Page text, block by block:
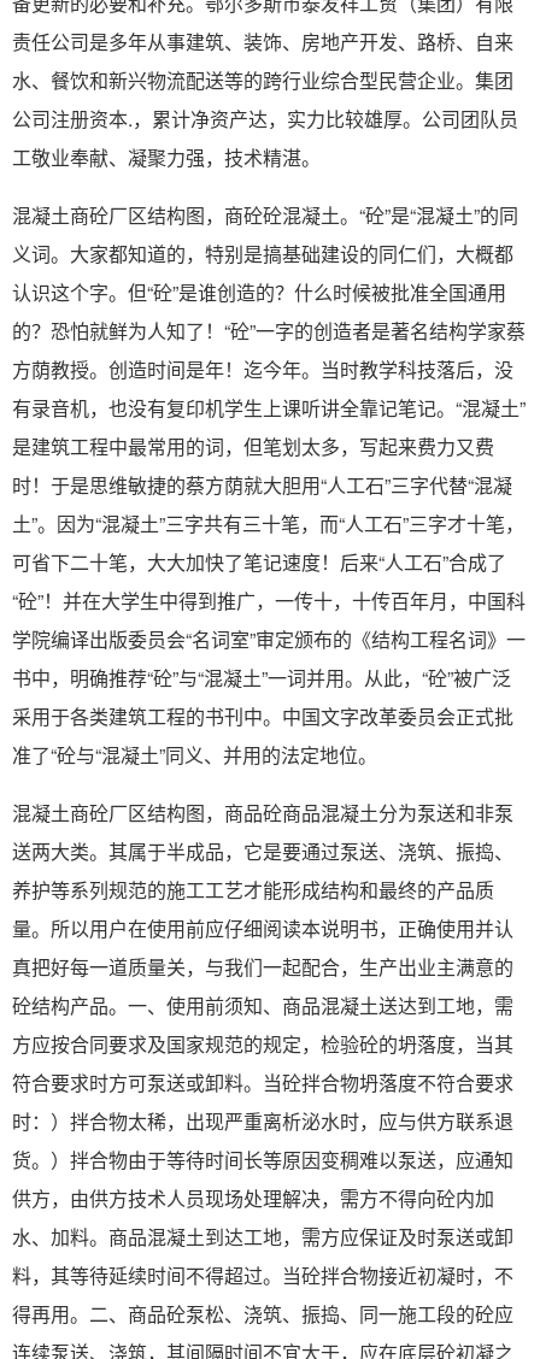
责任公司是多年从事建筑、装饰、房地产开发、路桥、自来
水、餐饮和新兴物流配送等的跨行业综合型民营企业。集团
公司注册资本.，累计净资产达，实力比较雄厚。公司团队员
工敬业奉献、凝聚力强，技术精湛。
混凝土商砼厂区结构图，商砼砼混凝土。“砼”是“混凝土”的同
义词。大家都知道的，特别是搞基础建设的同仁们，大概都
认识这个字。但“砼”是谁创造的？什么时候被批准全国通用
的？恐怕就鲜为人知了！“砼”一字的创造者是著名结构学家蔡
方荫教授。创造时间是年！迄今年。当时教学科技落后，没
有录音机，也没有复印机学生上课听讲全靠记笔记。“混凝土”
是建筑工程中最常用的词，但笔划太多，写起来费力又费
时！于是思维敏捷的蔡方荫就大胆用“人工石”三字代替“混凝
土”。因为“混凝土”三字共有三十笔，而“人工石”三字才十笔，
可省下二十笔，大大加快了笔记速度！后来“人工石”合成了
“砼”！并在大学生中得到推广，一传十，十传百年月，中国科
学院编译出版委员会“名词室”审定颁布的《结构工程名词》一
书中，明确推荐“砼”与“混凝土”一词并用。从此，“砼”被广泛
采用于各类建筑工程的书刊中。中国文字改革委员会正式批
准了“砼与“混凝土”同义、并用的法定地位。
混凝土商砼厂区结构图，商品砼商品混凝土分为泵送和非泵
送两大类。其属于半成品，它是要通过泵送、浇筑、振捣、
养护等系列规范的施工工艺才能形成结构和最终的产品质
量。所以用户在使用前应仔细阅读本说明书，正确使用并认
真把好每一道质量关，与我们一起配合，生产出业主满意的
砼结构产品。一、使用前须知、商品混凝土送达到工地，需
方应按合同要求及国家规范的规定，检验砼的坍落度，当其
符合要求时方可泵送或卸料。当砼拌合物坍落度不符合要求
时：）拌合物太稀，出现严重离析泌水时，应与供方联系退
货。）拌合物由于等待时间长等原因变稠难以泵送，应通知
供方，由供方技术人员现场处理解决，需方不得向砼内加
水、加料。商品混凝土到达工地，需方应保证及时泵送或卸
料，其等待延续时间不得超过。当砼拌合物接近初凝时，不
得再用。二、商品砼泵松、浇筑、振捣、同一施工段的砼应
连续泵送、浇筑，其间隔时间不宜大于，应在底层砼初凝之